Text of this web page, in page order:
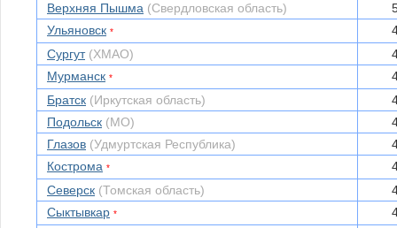
Верхняя Пышма (Свердловская область)
Ульяновск *
Сургут (ХМАО)
Мурманск *
Братск (Иркутская область)
Подольск (МО)
Глазов (Удмуртская Республика)
Кострома *
Северск (Томская область)
Сыктывкар *